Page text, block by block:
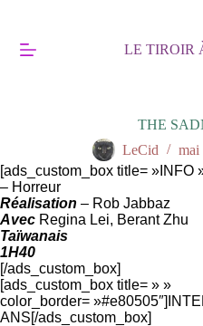
LE TIROIR
THE
LeCid
mai
[ads_custom_box title= »INFO
– Horreur
Réalisation – Rob Jabbaz
Avec Regina Lei, Berant Zhu
Taïwanais
1H40
[/ads_custom_box]
[ads_custom_box title= » »
color_border=
ANS[/ads_custom_box]